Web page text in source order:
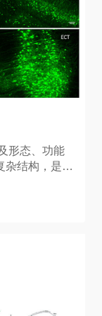
形态、功能
杂结构，是大